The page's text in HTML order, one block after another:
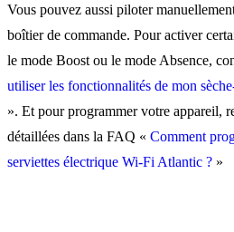
Vous pouvez aussi piloter
boîtier de commande. Pour activer
le mode Boost ou le mode Absence,
utiliser les fonctionnalités de mon
». Et pour programmer votre appareil,
détaillées dans la FAQ « Comment
serviettes électrique Wi-Fi Atlantic ? »